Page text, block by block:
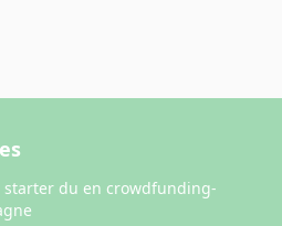
starter du en crowdfunding-